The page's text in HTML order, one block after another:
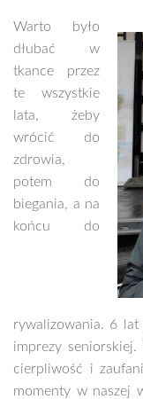
Warto było
dłubać w
tkance przez
te wszystkie
lata, żeby
wrócić do
zdrowia,
potem do
biegania, a na
końcu do
rywalizowania. 6 lat
imprezy
cierpliwość i
momenty w naszej